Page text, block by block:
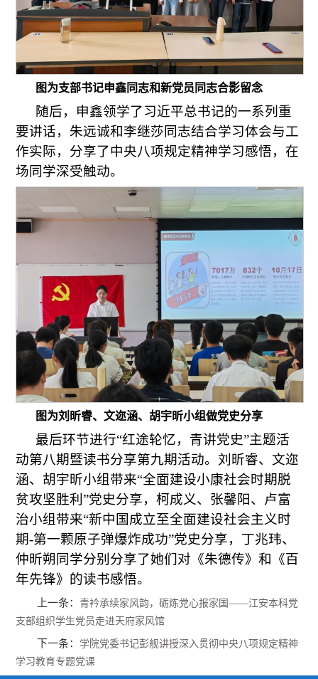
图为支部书记申鑫同志和新党员同志合影留念
随后，申鑫领学了习近平总书记的一系列重
要讲话，朱远诚和李继莎同志结合学习体会与工
作实际，分享了中央八项规定精神学习感悟，在
场同学深受触动。
图为刘昕睿、文迩涵、胡宇昕小组做党史分享
最后环节进行“红途轮忆，青讲党史”主题活
动第八期暨读书分享第九期活动。刘昕睿、文迩
涵、胡宇昕小组带来“全面建设小康社会时期脱
贫攻坚胜利”党史分享，柯成义、张馨阳、卢富
治小组带来“新中国成立至全面建设社会主义时
期-第一颗原子弹爆炸成功”党史分享，丁兆玮、
仲昕朔同学分别分享了她们对《朱德传》和《百
年先锋》的读书感悟。
上一条：青衿承续家风韵，砺炼党心报家国——江安本科党
支部组织学生党员走进天府家风馆
下一条：学院党委书记彭舰讲授深入贯彻中央八项规定精神
学习教育专题党课